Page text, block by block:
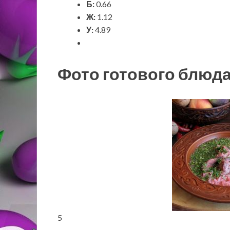
Б:0.66
Ж: 1.12
У:4.89
Фото готового
5